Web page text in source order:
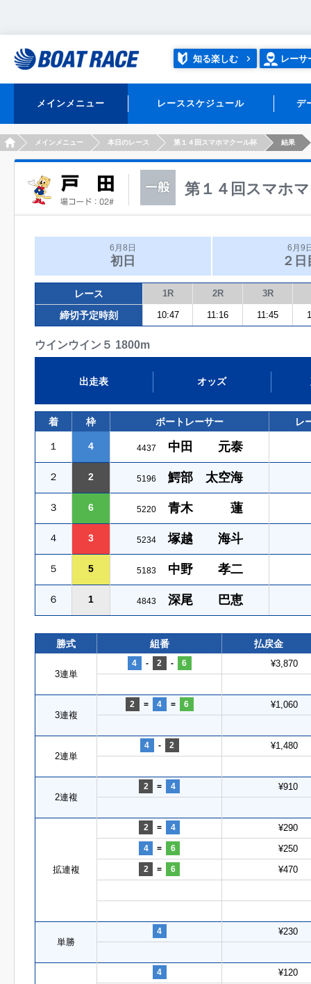
知る楽しむ レーサ
メインメニュー レーススケジュール デ
HOMEメインメニュー 本日のレース 第１４回スマホマクール杯 結果
第１４回スマホ
6月8日
初日
6月9
２日
レース 1R 2R 3R
締切予定時刻 10:47 11:16 11:45
ウインウイン５ 1800m
出走表 オッズ
着 枠 ボートレーサー レ
１ 4 4437 中田 元泰
２ 2 5196 鰐部 太空海
３ 6 5220 青木 蓮
４ 3 5234 塚越 海斗
５ 5 5183 中野 孝二
６ 1 4843 深尾 巴恵
勝式 組番 払戻金
3連単
4 - 2 - 6 ¥3,870
3連複
2 = 4 = 6 ¥1,060
2連単
4 - 2 ¥1,480
2連複
2 = 4 ¥910
拡連複
2 = 4 ¥290
4 = 6 ¥250
2 = 6 ¥470
単勝
4 ¥230
4 ¥120